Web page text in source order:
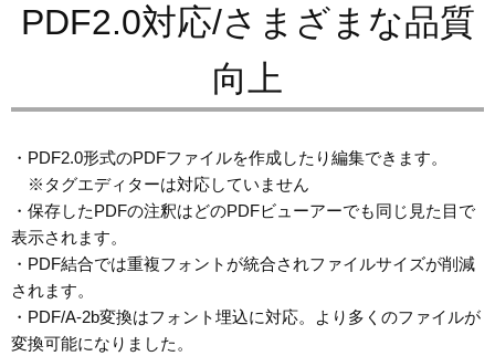
PDF2.0対応/さまざまな品質
向上
・PDF2.0形式のPDFファイルを作成したり編集できます。
※タグエディターは対応していません
・保存したPDFの注釈はどのPDFビューアーでも同じ見た目で
表示されます。
・PDF結合では重複フォントが統合されファイルサイズが削減
されます。
・PDF/A-2b変換はフォント埋込に対応。より多くのファイルが
変換可能になりました。